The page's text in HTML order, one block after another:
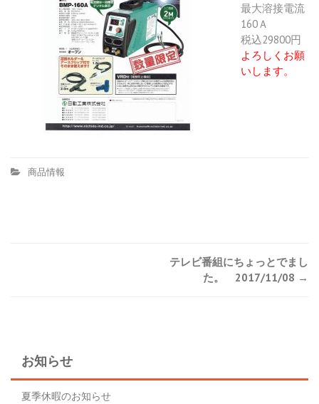
最大溶接電流
160Ａ
税込29800円
よろしくお願
いします。
商品情報
テレビ番組にちょっとでまし
た。 2017/11/08 →
お知らせ
夏季休暇のお知らせ